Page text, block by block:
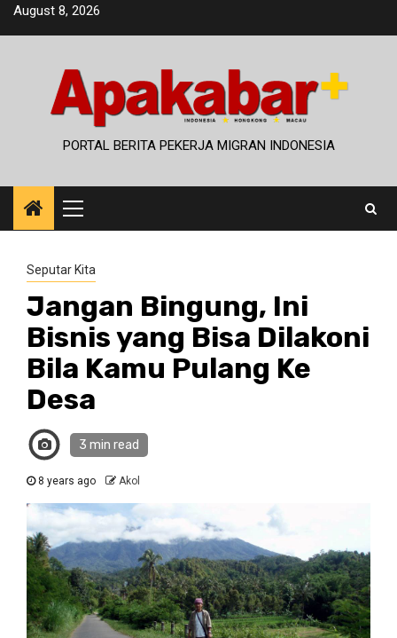
SkipAugust 8, 2026
PORTAL BERITA PEKERJA MIGRAN INDONESIA
Primary
Menu
Seputar Kita
Jangan Bingung, Ini
Bisnis yang Bisa Dilakoni
Bila Kamu Pulang Ke
Desa
3 min read
8 years ago Akol